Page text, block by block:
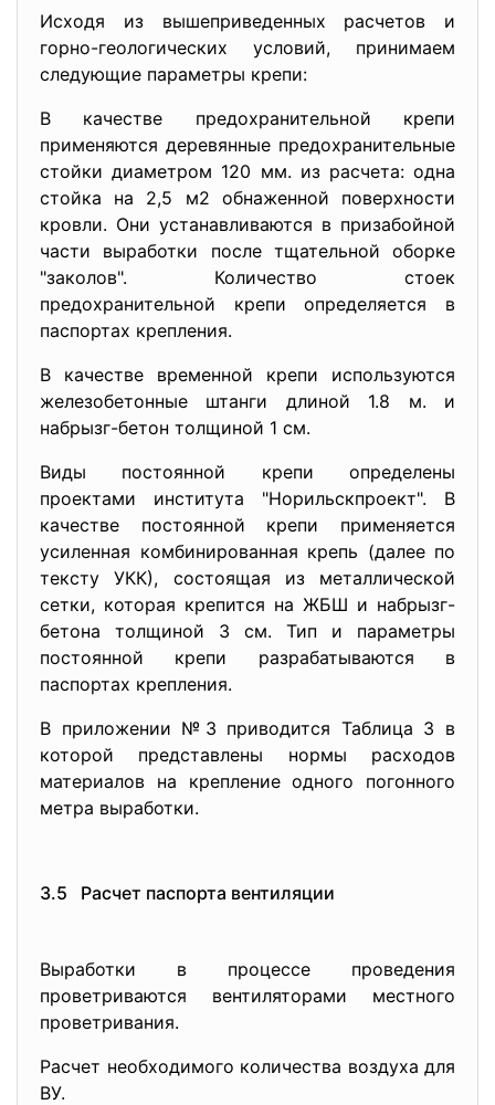
Исходя из вышеприведенных расчетов и
горно-геологических условий, принимаем
следующие параметры крепи:
В качестве предохранительной крепи
применяются деревянные предохранительные
стойки диаметром 120 мм. из расчета: одна
стойка на 2,5 м2 обнаженной поверхности
кровли. Они устанавливаются в призабойной
части выработки после тщательной оборке
"заколов". Количество стоек
предохранительной крепи определяется в
паспортах крепления.
В качестве временной крепи используются
железобетонные штанги длиной 1.8 м. и
набрызг-бетон толщиной 1 см.
Виды постоянной крепи определены
проектами института "Норильскпроект". В
качестве постоянной крепи применяется
усиленная комбинированная крепь (далее по
тексту УКК), состоящая из металлической
сетки, которая крепится на ЖБШ и набрызг-
бетона толщиной 3 см. Тип и параметры
постоянной крепи разрабатываются в
паспортах крепления.
В приложении №3 приводится Таблица 3 в
которой представлены нормы расходов
материалов на крепление одного погонного
метра выработки.
3.5 Расчет паспорта вентиляции
Выработки в процессе проведения
проветриваются вентиляторами местного
проветривания.
Расчет необходимого количества воздуха для
ВУ.